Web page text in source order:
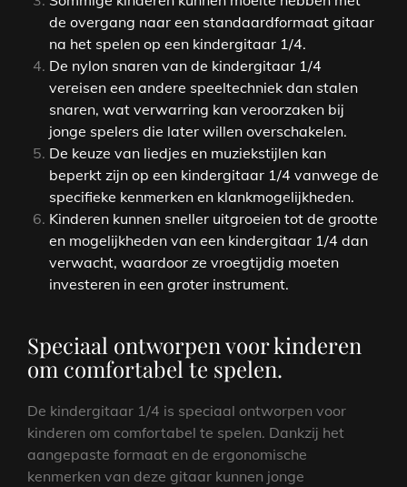
de overgang naar een standaardformaat gitaar
na het spelen op een kindergitaar 1/4.
De nylon snaren van de kindergitaar 1/4
vereisen een andere speeltechniek dan stalen
snaren, wat verwarring kan veroorzaken bij
jonge spelers die later willen overschakelen.
De keuze van liedjes en muziekstijlen kan
beperkt zijn op een kindergitaar 1/4 vanwege de
specifieke kenmerken en klankmogelijkheden.
Kinderen kunnen sneller uitgroeien tot de grootte
en mogelijkheden van een kindergitaar 1/4 dan
verwacht, waardoor ze vroegtijdig moeten
investeren in een groter instrument.
Speciaal ontworpen voor kinderen
om comfortabel te spelen.
De kindergitaar 1/4 is speciaal ontworpen voor
kinderen om comfortabel te spelen. Dankzij het
aangepaste formaat en de ergonomische
kenmerken van deze gitaar kunnen jonge